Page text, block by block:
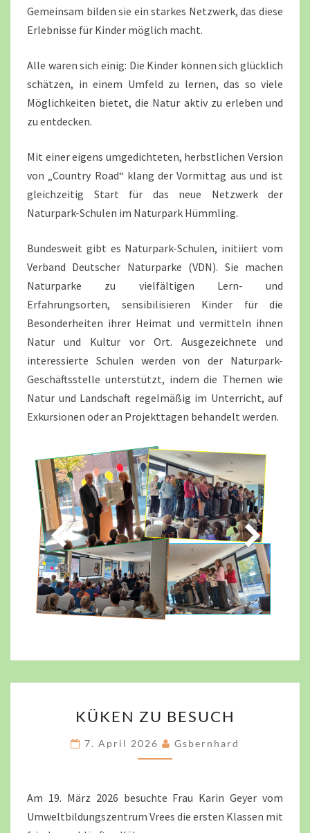
Gemeinsam bilden sie ein starkes Netzwerk, das diese
Erlebnisse für Kinder möglich macht.
Alle waren sich einig: Die Kinder können sich glücklich
schätzen, in einem Umfeld zu lernen, das so viele
Möglichkeiten bietet, die Natur aktiv zu erleben und
zu entdecken.
Mit einer eigens umgedichteten, herbstlichen Version
von „Country Road“ klang der Vormittag aus und ist
gleichzeitig Start für das neue Netzwerk der
Naturpark-Schulen im Naturpark Hümmling.
Bundesweit gibt es Naturpark-Schulen, initiiert vom
Verband Deutscher Naturparke (VDN). Sie machen
Naturparke zu vielfältigen Lern- und
Erfahrungsorten, sensibilisieren Kinder für die
Besonderheiten ihrer Heimat und vermitteln ihnen
Natur und Kultur vor Ort. Ausgezeichnete und
interessierte Schulen werden von der Naturpark-
Geschäftsstelle unterstützt, indem die Themen wie
Natur und Landschaft regelmäßig im Unterricht, auf
Exkursionen oder an Projekttagen behandelt werden.
ZU
BESUCH
KÜKEN ZU BESUCH
7. April 2026 Gsbernhard
Am 19. März 2026 besuchte Frau Karin Geyer vom
Umweltbildungszentrum Vrees die ersten Klassen mit